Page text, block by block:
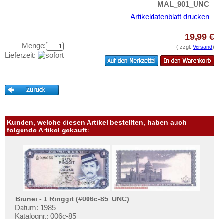
Pakistan
Philippinen
Saudi Arabien
Sri Lanka
Straits Settlements
Süd-Ossetien
Südkorea
Syrien
Tadschikistan
Taiwan
Aufbewahrung
Ihre Bewertungen
Informationen
Ankauf
Erhaltungsgrade
Gratisbanknoten
FAQ
MAL_901_UNC
Artikeldatenblatt drucken
Menge:
Lieferzeit:
19,99 €
( zzgl. Versand)
Kunden, welche diesen Artikel bestellten, haben auch
folgende Artikel gekauft:
Brunei - 1 Ringgit (#006c-85_UNC)
Datum: 1985
Katalognr.: 006c-85